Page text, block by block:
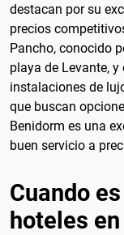
destacan por su
precios
Pancho, conocido
playa de Levante,
instalaciones de
que buscan
Benidorm es una
buen servicio a
Cuando
hoteles